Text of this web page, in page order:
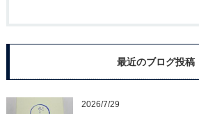
最近のブログ投稿
2026/7/29